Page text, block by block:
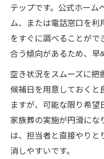
テップです。公式ホーム
ム、または電話窓口を利
をすぐに調べることがで
合う傾向があるため、早
空き状況をスムーズに把
候補日を用意しておくと
ますが、可能な限り希望
家族葬の実施が円滑にな
は、担当者と直接やり
消しやすいです。